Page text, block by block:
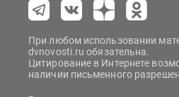
При любом использовании
dvnovosti.ru обязательна.
Цитирование в Интернете
наличии письменного